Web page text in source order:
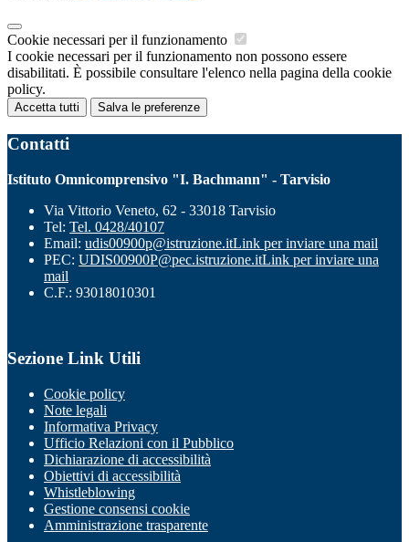
Cookie necessari per il funzionamento
I cookie necessari per il funzionamento non possono essere
disabilitati. È possibile consultare l'elenco nella pagina della cookie
policy.
Accetta tutti Salva le preferenze
Contatti
Istituto Omnicomprensivo "I. Bachmann" - Tarvisio
Via Vittorio Veneto, 62 - 33018 Tarvisio
Tel: Tel. 0428/40107
Email: udis00900p@istruzione.itLink per inviare una mail
PEC: UDIS00900P@pec.istruzione.itLink per inviare una
mail
C.F.: 93018010301
Sezione Link Utili
Cookie policy
Note legali
Informativa Privacy
Ufficio Relazioni con il Pubblico
Dichiarazione di accessibilità
Obiettivi di accessibilità
Whistleblowing
Gestione consensi cookie
Amministrazione trasparente